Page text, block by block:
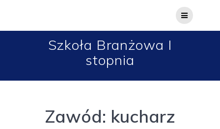
Szkoła Branżowa I
stopnia
Zawód: kucharz